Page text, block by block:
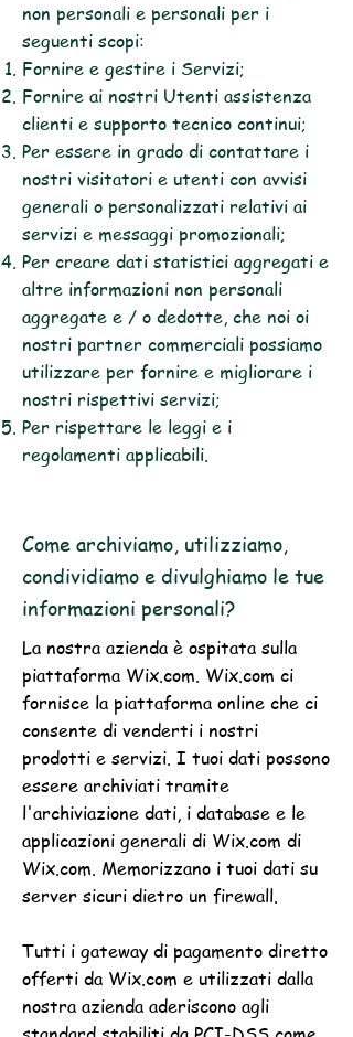
non personali e personali per i
seguenti scopi:
Fornire e gestire i Servizi;
Fornire ai nostri Utenti assistenza
clienti e supporto tecnico continui;
Per essere in grado di contattare i
nostri visitatori e utenti con avvisi
generali o personalizzati relativi ai
servizi e messaggi promozionali;
Per creare dati statistici aggregati e
altre informazioni non personali
aggregate e / o dedotte, che noi oi
nostri partner commerciali possiamo
utilizzare per fornire e migliorare i
nostri rispettivi servizi;
Per rispettare le leggi e i
regolamenti applicabili.
Come archiviamo, utilizziamo,
condividiamo e divulghiamo le tue
informazioni personali?
La nostra azienda è ospitata sulla
piattaforma Wix.com. Wix.com ci
fornisce la piattaforma online che ci
consente di venderti i nostri
prodotti e servizi. I tuoi dati possono
essere archiviati tramite
l'archiviazione dati, i database e le
applicazioni generali di Wix.com di
Wix.com. Memorizzano i tuoi dati su
server sicuri dietro un firewall.
Tutti i gateway di pagamento diretto
offerti da Wix.com e utilizzati dalla
nostra azienda aderiscono agli